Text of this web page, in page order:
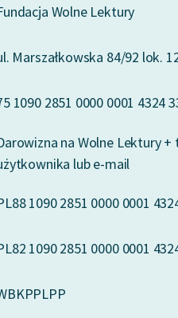
Wolne Lektury
Marszałkowska 84/92 lok.
1090 2851 0000 0001 4324
na Wolne Lektury
lub e-mail
1090 2851 0000 0001
1090 2851 0000 0001